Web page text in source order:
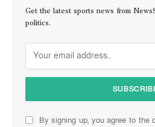
Get the latest sports news from
politics.
By signing up, you agree to the